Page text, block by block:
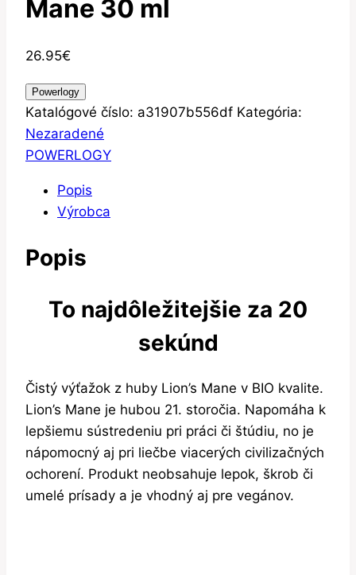
Mane 30 ml
26.95€
Powerlogy
Katalógové číslo: a31907b556df Kategória:
Nezaradené
POWERLOGY
Popis
Výrobca
Popis
To najdôležitejšie za 20
sekúnd
Čistý výťažok z huby Lion’s Mane v BIO kvalite.
Lion’s Mane je hubou 21. storočia. Napomáha k
lepšiemu sústredeniu pri práci či štúdiu, no je
nápomocný aj pri liečbe viacerých civilizačných
ochorení. Produkt neobsahuje lepok, škrob či
umelé prísady a je vhodný aj pre vegánov.